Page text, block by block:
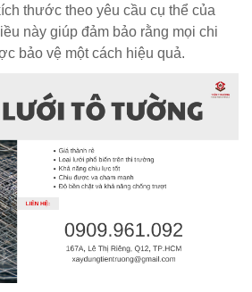
thước theo yêu cầu cụ thể của
này giúp đảm bảo rằng mọi chi
bảo vệ một cách hiệu quả.